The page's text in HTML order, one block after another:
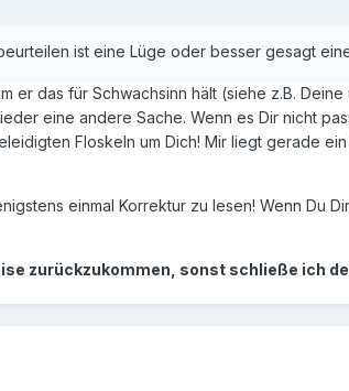
ist eine Lüge oder besser gesagt
er das für Schwachsinn hält (siehe z.B.
eine andere Sache. Wenn es Dir nicht
Floskeln um Dich! Mir liegt gerade
einmal Korrektur zu lesen! Wenn Du
zurückzukommen, sonst schließe ich